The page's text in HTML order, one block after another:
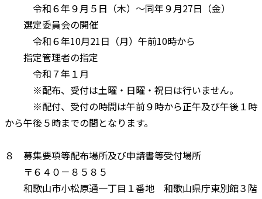
令和６年９月５日（木）～同年９月27日（金）
選定委員会の開催
令和６年10月21日（月）午前10時から
指定管理者の指定
令和７年１月
※配布、受付は土曜・日曜・祝日は行いません。
※配付、受付の時間は午前９時から正午及び午後１時
から午後５時までの間となります。
８ 募集要項等配布場所及び申請書等受付場所
〒６４０－８５８５
和歌山市小松原通一丁目１番地 和歌山県庁東別館３階